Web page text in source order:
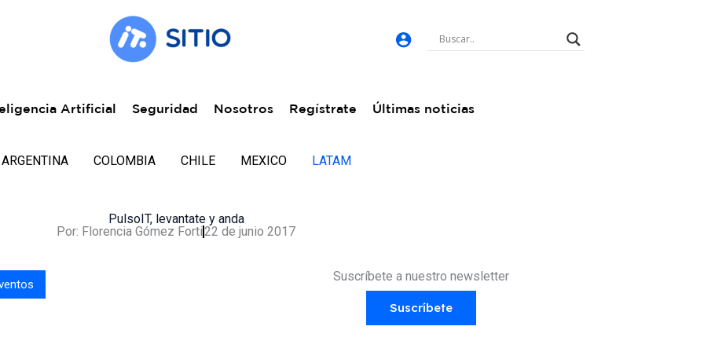
Artificial Seguridad Nosotros Regístrate Últimas noticias
ARGENTINA COLOMBIA CHILE MEXICO LATAM
PulsoIT, levantate y anda
Por: Florencia Gómez Forti22 de junio 2017
Suscríbete a nuestro newsletter
Suscríbete